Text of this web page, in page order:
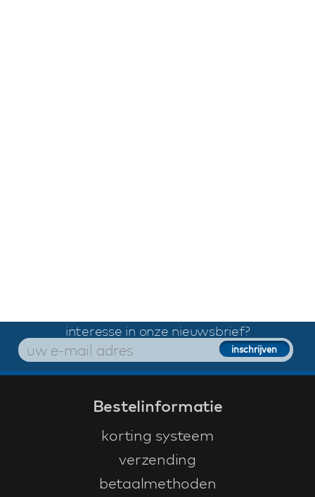
interesse in onze nieuwsbrief?
Bestelinformatie
korting systeem
verzending
betaalmethoden